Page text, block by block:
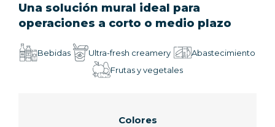
Una solución mural ideal para
operaciones a corto o medio plazo
Bebidas Ultra-fresh creamery
Abastecimiento
Frutas y vegetales
Colores